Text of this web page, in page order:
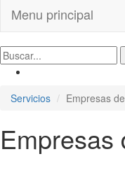
Menu principal
Servicios Empresas
Empresas